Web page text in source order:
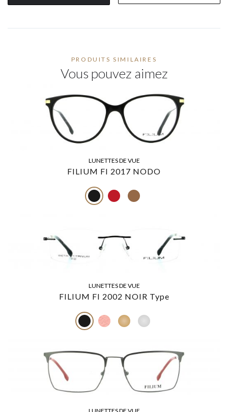
PRODUITS SIMILAIRES
Vous pouvez aimez
LUNETTES DE VUE
FILIUM FI 2017 NODO
LUNETTES DE VUE
FILIUM FI 2002 NOIR Type